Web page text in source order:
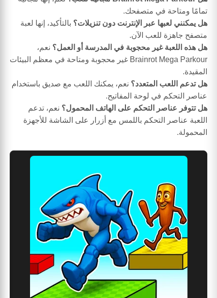
تمامًا ومتاحة في متصفحك.
هل يمكنني لعبها عبر الإنترنت دون تنزيلات؟ بالتأكيد، إنها لعبة
متصفح جاهزة للعب الآن.
هل هذه اللعبة غير محجوبة في المدرسة أو العمل؟ نعم،
Brainrot Mega Parkour غير محجوبة ومتاحة في معظم البيئات
المقيدة.
هل تدعم اللعب المتعدد؟ نعم، يمكنك اللعب مع صديق باستخدام
عناصر التحكم في لوحة المفاتيح.
هل تتوفر عناصر التحكم على الهاتف المحمول؟ نعم، تدعم
اللعبة عناصر التحكم باللمس مع أزرار على الشاشة للأجهزة
المحمولة.